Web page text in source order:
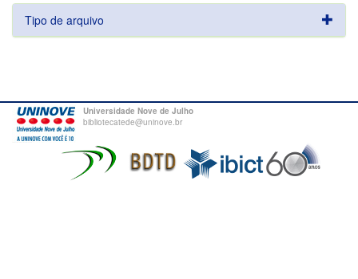
Tipo de arquivo
Universidade Nove de Julho
bibliotecatede@uninove.br